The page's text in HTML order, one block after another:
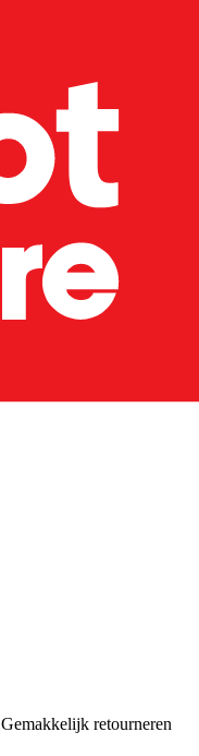
Gemakkelijk retourneren